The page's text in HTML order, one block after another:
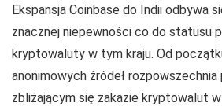
Ekspansja Coinbase do Indii odbywa
znacznej niepewności co do statusu
kryptowaluty w tym kraju. Od
anonimowych źródeł rozpowszechnia
zbliżającym się zakazie kryptowalut